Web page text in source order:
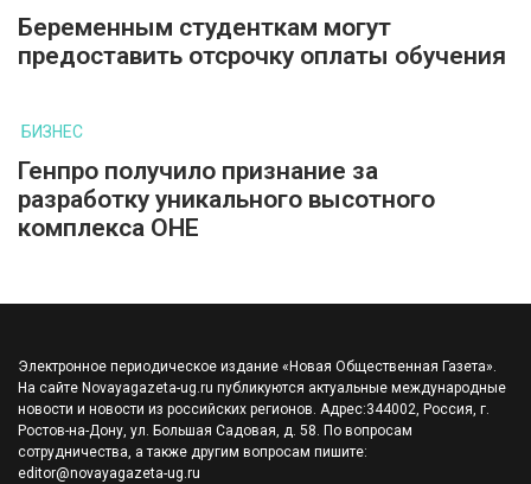
Беременным студенткам могут
предоставить отсрочку оплаты обучения
БИЗНЕС
Генпро получило признание за
разработку уникального высотного
комплекса ОНЕ
Электронное периодическое издание «Новая Общественная Газета».
На сайте Novayagazeta-ug.ru публикуются актуальные международные
новости и новости из российских регионов. Адрес:344002, Россия, г.
Ростов-на-Дону, ул. Большая Садовая, д. 58. По вопросам
сотрудничества, а также другим вопросам пишите:
editor@novayagazeta-ug.ru